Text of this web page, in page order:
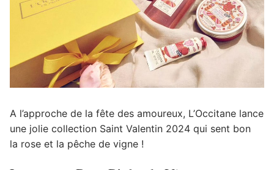
A l’approche de la fête des amoureux, L’Occitane lance
une jolie collection Saint Valentin 2024 qui sent bon
la rose et la pêche de vigne !